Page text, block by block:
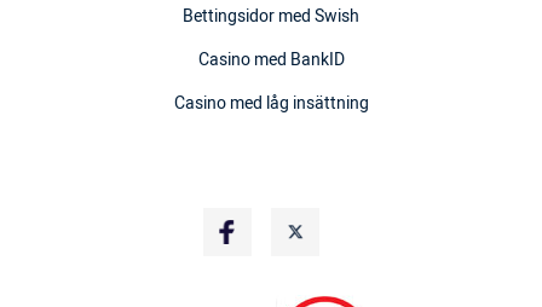
Bettingsidor med Swish
Casino med BankID
Casino med låg insättning